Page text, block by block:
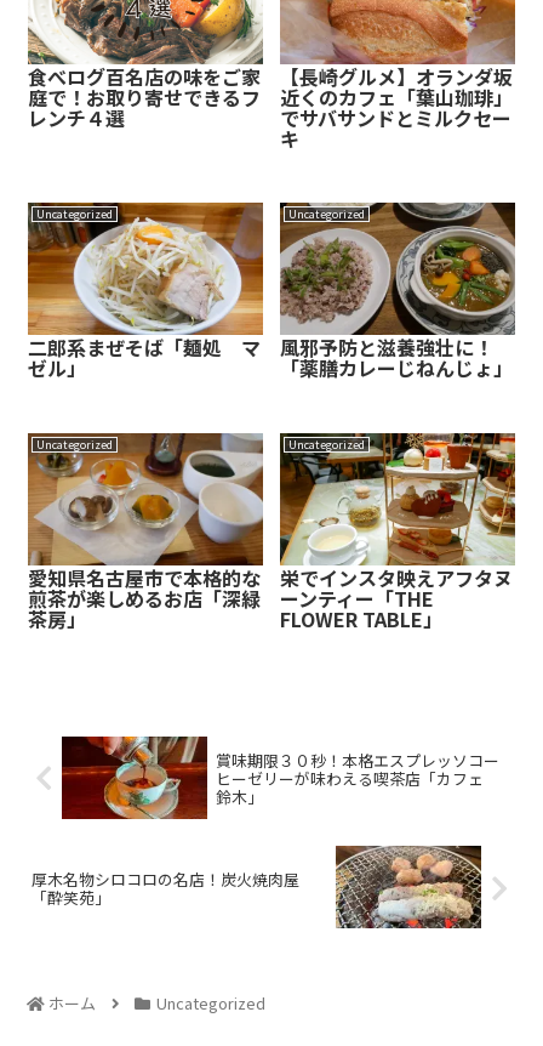
食べログ百名店の味をご家
庭で！お取り寄せできるフ
レンチ４選
【長崎グルメ】オランダ坂
近くのカフェ「葉山珈琲」
でサバサンドとミルクセー
キ
Uncategorized
二郎系まぜそば「麺処 マ
ゼル」
Uncategorized
風邪予防と滋養強壮に！
「薬膳カレーじねんじょ」
Uncategorized
愛知県名古屋市で本格的な
煎茶が楽しめるお店「深緑
茶房」
Uncategorized
栄でインスタ映えアフタヌ
ーンティー「THE
FLOWER TABLE」
賞味期限３０秒！本格エスプレッソコー
ヒーゼリーが味わえる喫茶店「カフェ
鈴木」
厚木名物シロコロの名店！炭火焼肉屋
「酔笑苑」
ホーム Uncategorized